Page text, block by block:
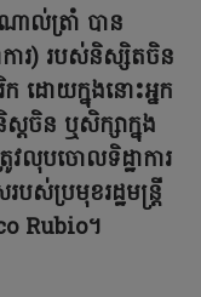
ាល់ត្រាំ បាន
ការ) របស់និស្សិតចិន
ដោយក្នុងនោះអ្នក
ចិន ឬសិក្សាក្នុង
លុបចោលទិដ្ឋាការ
ស់ប្រមុខរដ្ឋមន្រ្តី
Rubio។